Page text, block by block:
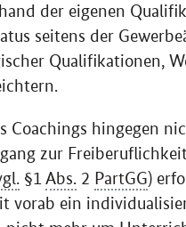
der eigenen
seitens der
Qualifikationen,
Coachings hingegen
zur
§1Abs. 2 PartGG)
vorab ein